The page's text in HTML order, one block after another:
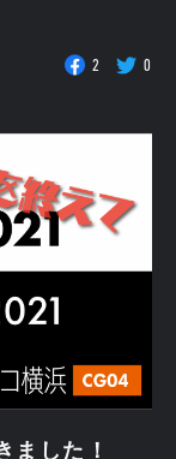
2 0
ました！